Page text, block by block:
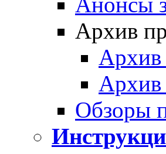
Архив
Архив
Архив
Обзоры